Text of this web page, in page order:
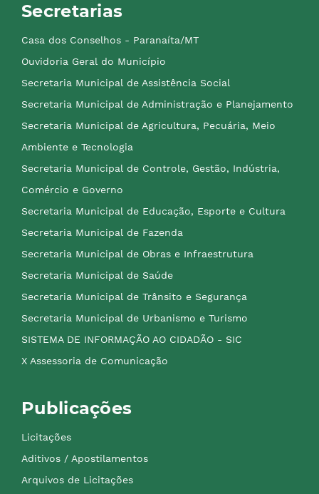
Secretarias
Casa dos Conselhos - Paranaíta/MT
Ouvidoria Geral do Município
Secretaria Municipal de Assistência Social
Secretaria Municipal de Administração e Planejamento
Secretaria Municipal de Agricultura, Pecuária, Meio
Ambiente e Tecnologia
Secretaria Municipal de Controle, Gestão, Indústria,
Comércio e Governo
Secretaria Municipal de Educação, Esporte e Cultura
Secretaria Municipal de Fazenda
Secretaria Municipal de Obras e Infraestrutura
Secretaria Municipal de Saúde
Secretaria Municipal de Trânsito e Segurança
Secretaria Municipal de Urbanismo e Turismo
SISTEMA DE INFORMAÇÃO AO CIDADÃO - SIC
X Assessoria de Comunicação
Publicações
Licitações
Aditivos / Apostilamentos
Arquivos de Licitações